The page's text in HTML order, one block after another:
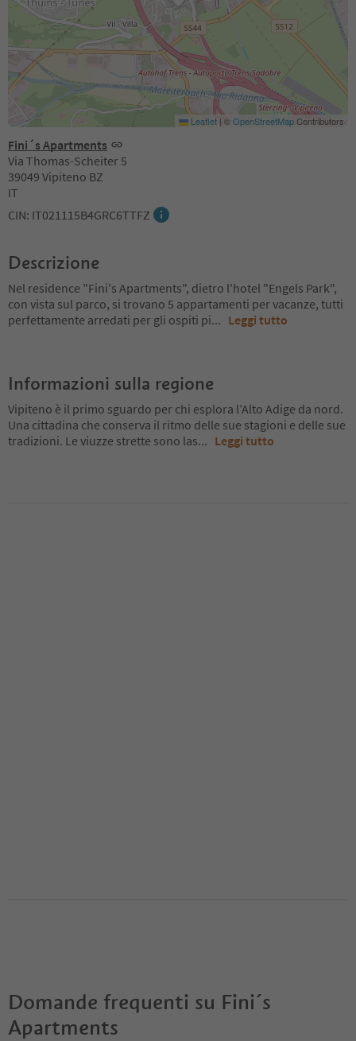
Fini´s Apartments
Via Thomas-Scheiter 5
39049 Vipiteno BZ
IT
CIN: IT021115B4GRC6TTFZ
Leaflet | ©OpenStreetMapContributors
Descrizione
Nel residence "Fini's Apartments", dietro l'hotel "Engels Park",
con vista sul parco, si trovano 5 appartamenti per vacanze, tutti
perfettamente arredati per gli ospiti pi... Leggi tutto
Informazioni sulla regione
Vipiteno è il primo sguardo per chi esplora l’Alto Adige da nord.
Una cittadina che conserva il ritmo delle sue stagioni e delle sue
tradizioni. Le viuzze strette sono las... Leggi tutto
Domande frequenti su Fini´s
Apartments